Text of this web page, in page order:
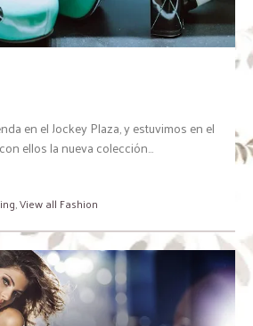
en el Jockey Plaza, y estuvimos en el
ellos la nueva colección…
,View all Fashion